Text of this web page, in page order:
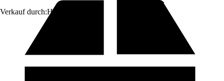
Verkauf durch:HORNBACH